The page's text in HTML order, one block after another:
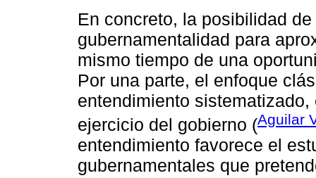
En concreto, la posibilidad
gubernamentalidad para
mismo tiempo de una
Por una parte, el enfoque
entendimiento
ejercicio del gobierno (Aguilar
entendimiento favorece el
gubernamentales que